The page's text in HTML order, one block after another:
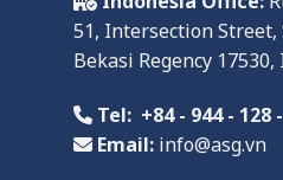
51, Intersection
Bekasi Regency 17530,
Tel: +84 - 944 - 128
Email: info@asg.vn